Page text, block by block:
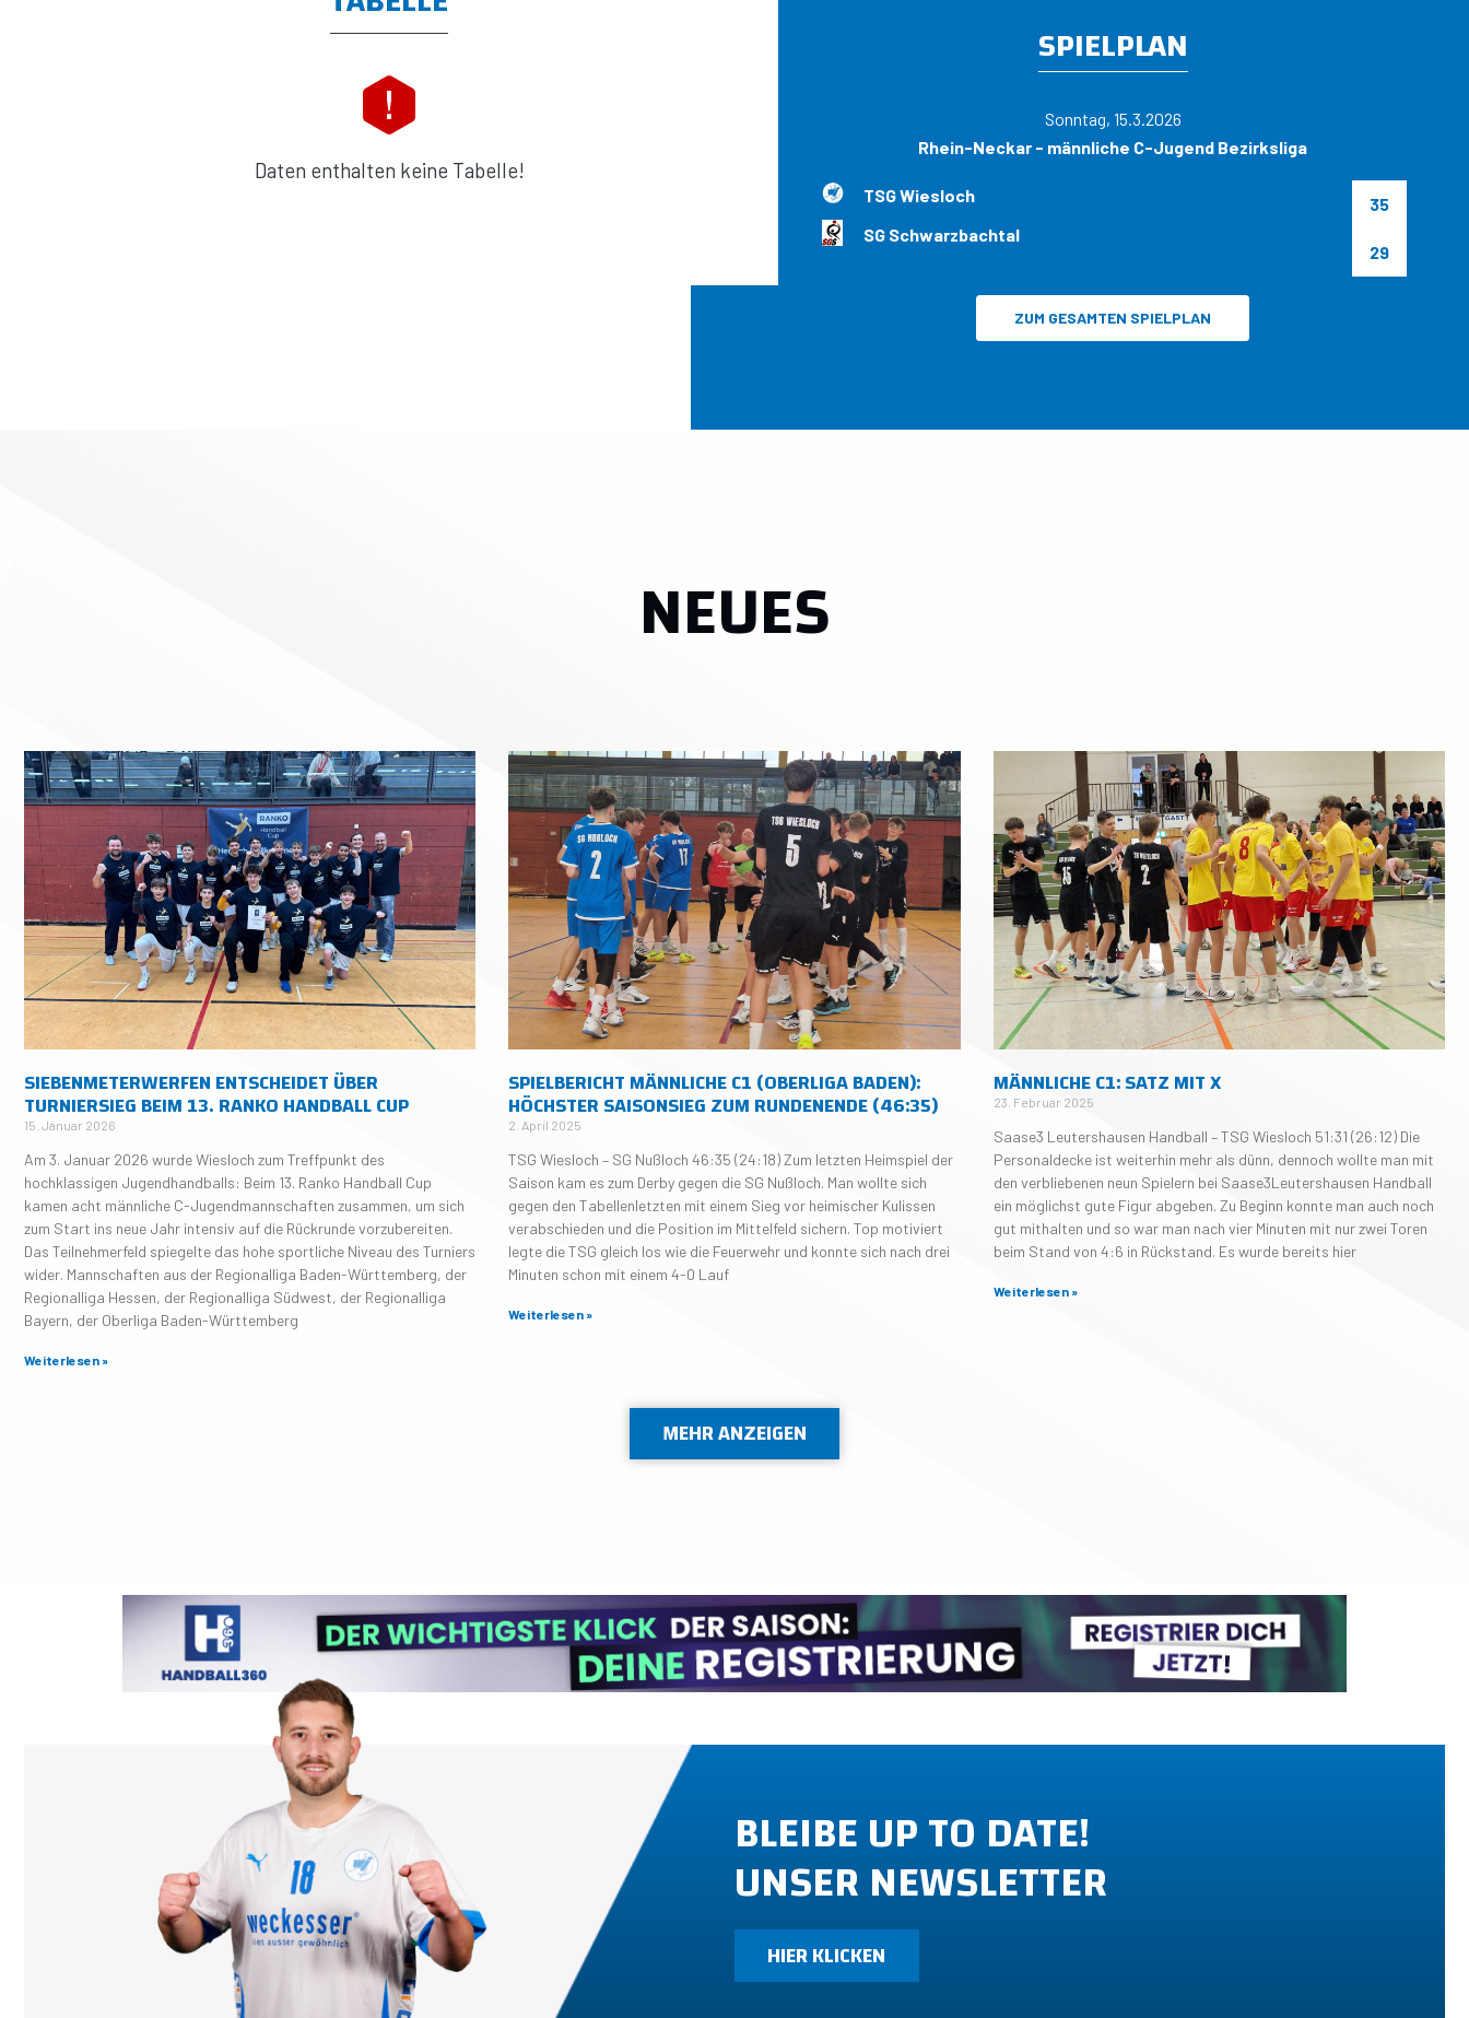
Daten enthalten keine Tabelle!
SPIELPLAN
Sonntag, 15.3.2026
Rhein-Neckar - männliche C-Jugend Bezirksliga
TSG Wiesloch
SG Schwarzbachtal
35
29
ZUM GESAMTEN SPIELPLAN
NEUES
SIEBENMETERWERFEN ENTSCHEIDET ÜBER
TURNIERSIEG BEIM 13. RANKO HANDBALL CUP
15. Januar 2026
Am 3. Januar 2026 wurde Wiesloch zum Treffpunkt des
hochklassigen Jugendhandballs: Beim 13. Ranko Handball Cup
kamen acht männliche C-Jugendmannschaften zusammen, um sich
zum Start ins neue Jahr intensiv auf die Rückrunde vorzubereiten.
Das Teilnehmerfeld spiegelte das hohe sportliche Niveau des Turniers
wider. Mannschaften aus der Regionalliga Baden-Württemberg, der
Regionalliga Hessen, der Regionalliga Südwest, der Regionalliga
Bayern, der Oberliga Baden-Württemberg
Weiterlesen »
SPIELBERICHT MÄNNLICHE C1 (OBERLIGA BADEN):
HÖCHSTER SAISONSIEG ZUM RUNDENENDE (46:35)
2. April 2025
TSG Wiesloch – SG Nußloch 46:35 (24:18) Zum letzten Heimspiel der
Saison kam es zum Derby gegen die SG Nußloch. Man wollte sich
gegen den Tabellenletzten mit einem Sieg vor heimischer Kulissen
verabschieden und die Position im Mittelfeld sichern. Top motiviert
legte die TSG gleich los wie die Feuerwehr und konnte sich nach drei
Minuten schon mit einem 4-0 Lauf
Weiterlesen »
MÄNNLICHE C1: SATZ MIT X
23. Februar 2025
Saase3 Leutershausen Handball – TSG Wiesloch 51:31 (26:12) Die
Personaldecke ist weiterhin mehr als dünn, dennoch wollte man mit
den verbliebenen neun Spielern bei Saase3Leutershausen Handball
ein möglichst gute Figur abgeben. Zu Beginn konnte man auch noch
gut mithalten und so war man nach vier Minuten mit nur zwei Toren
beim Stand von 4:6 in Rückstand. Es wurde bereits hier
Weiterlesen »
MEHR ANZEIGEN
BLEIBE UP TO DATE!
UNSER NEWSLETTER
HIER KLICKEN